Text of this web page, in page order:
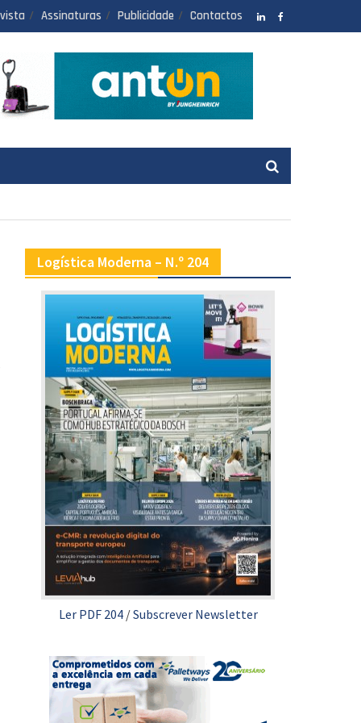
Assinaturas Publicidade Contactos
Logística Moderna – N.º 204
Ler PDF 204/Subscrever Newsletter